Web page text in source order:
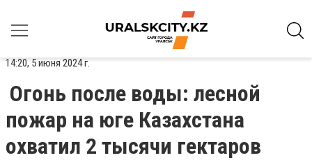
14:20, 5 июня 2024 г.
Огонь после воды: лесной
пожар на юге Казахстана
охватил 2 тысячи гектаров